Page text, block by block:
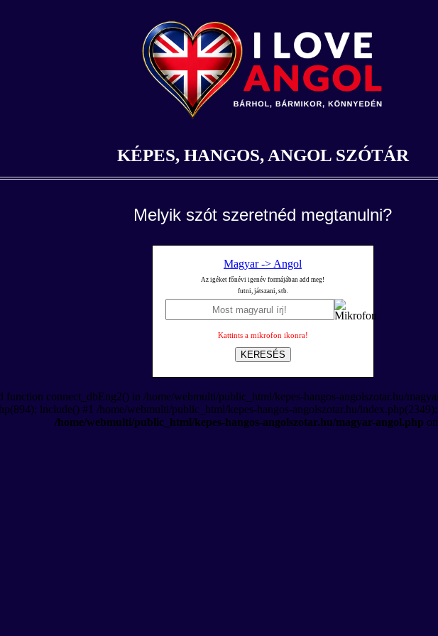
KÉPES, HANGOS, ANGOL SZÓTÁR
Melyik szót szeretnéd megtanulni?
Magyar -> Angol
Az igéket főnévi igenév formájában add meg!
futni, játszani, stb.
Kattints a mikrofon ikonra!
KERESÉS
connect_dbEng2() in /home/webmulti/public_html/kepes-hangos-angolszotar.hu/
include() #1 /home/webmulti/public_html/kepes-hangos-angolszotar.hu/
/home/webmulti/public_html/kepes-hangos-angolszotar.hu/magyar-angol.php